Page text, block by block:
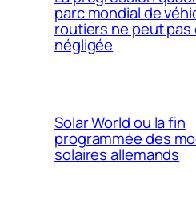
parc mondial de
routiers ne peut pas
négligée
Solar World ou la fin
programmée des
solaires allemands